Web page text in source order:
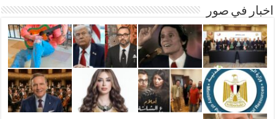
اخبار في صور